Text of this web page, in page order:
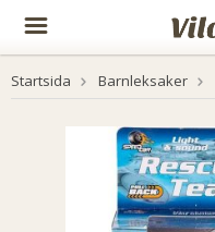
Startsida Barnleksaker